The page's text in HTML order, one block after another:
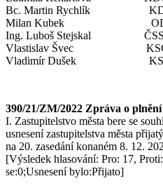
Bc. Martin Rychlík
Milan Kubek
Ing. Luboš Stejskal
Vlastislav Švec
Vladimír Dušek
390/21/ZM/2022 Zpráva o plnění
I. Zastupitelstvo města bere se
usnesení zastupitelstva města
na 20. zasedání konaném 8. 12.
[Výsledek hlasování: Pro: 17,
se:0;Usnesení bylo:Přijato]